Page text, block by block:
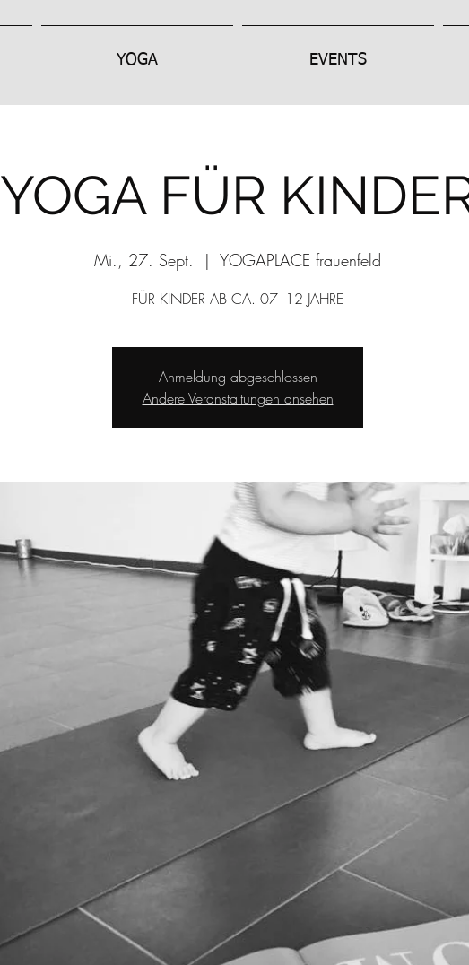
YOGA EVENTS
YOGA FÜR
Mi., 27. Sept.
  |
YOGAPLACE frauenfeld
FÜR KINDER AB CA. 07- 12 JAHRE
Anmeldung abgeschlossen
Andere Veranstaltungen ansehen